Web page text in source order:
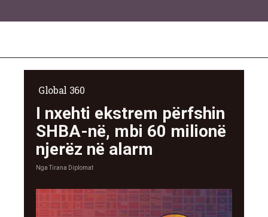
Global 360
I nxehti ekstrem përfshin
SHBA-në, mbi 60 milionë
njerëz në alarm
NgaTirana Diplomat